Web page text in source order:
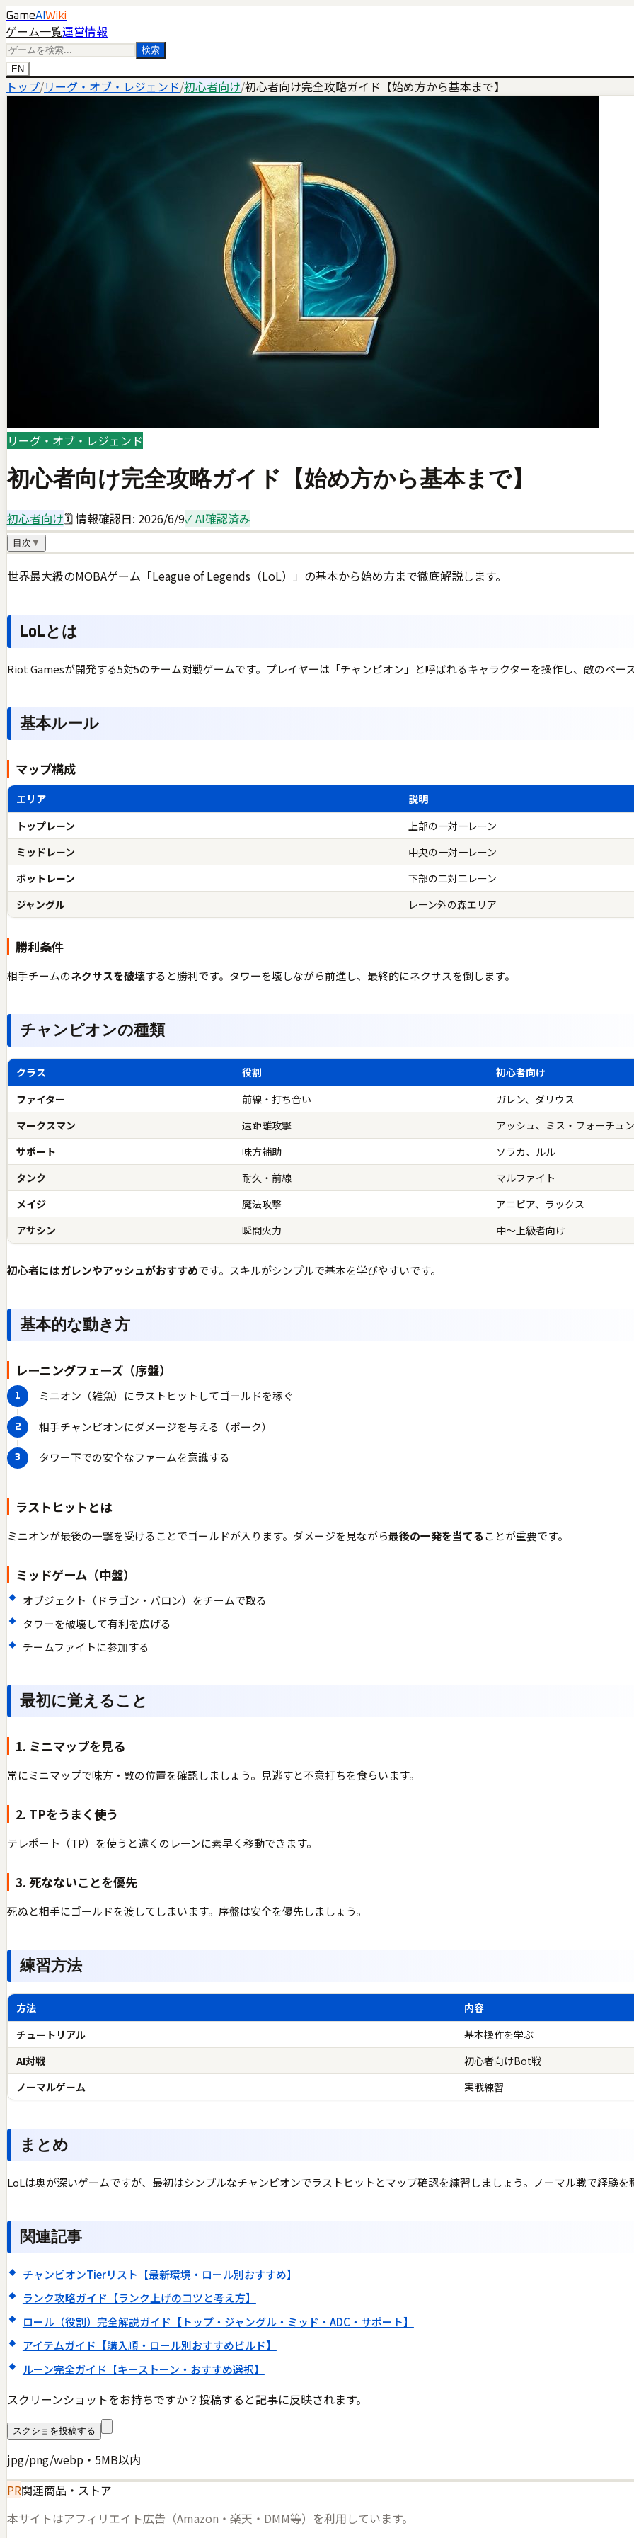
GameAI Wiki
ゲーム一覧運営情報
検索
EN
トップ/リーグ・オブ・レジェンド/初心者向け/初心者向け完全攻略ガイド【始め方から基本まで】
リーグ・オブ・レジェンド
初心者向け完全攻略ガイド【始め方から基本まで】
初心者向け🗓 情報確認日: 2026/6/9✓ AI確認済み
目次 ▼
世界最大級のMOBAゲーム「League of Legends（LoL）」の基本から始め方まで徹底解説します。
LoLとは
Riot Gamesが開発する5対5のチーム対戦ゲームです。プレイヤーは「チャンピオン」と呼ばれるキャラクターを操作し、敵のベー
基本ルール
マップ構成
エリア
説明
トップレーン
上部の一対一レーン
ミッドレーン
中央の一対一レーン
ボットレーン
下部の二対二レーン
ジャングル
レーン外の森エリア
勝利条件
相手チームのネクサスを破壊すると勝利です。タワーを壊しながら前進し、最終的にネクサスを倒します。
チャンピオンの種類
クラス 役割
初心者向け
ファイター
前線・打ち合い
ガレン、ダリウス
マークスマン
遠距離攻撃
アッシュ、ミス・フォーチュ
サポート
味方補助
ソラカ、ルル
タンク
耐久・前線
マルファイト
メイジ
魔法攻撃
アニビア、ラックス
アサシン
瞬間火力 中〜上級者向け
初心者にはガレンやアッシュがおすすめです。スキルがシンプルで基本を学びやすいです。
基本的な動き方
レーニングフェーズ（序盤）
ミニオン（雑魚）にラストヒットしてゴールドを稼ぐ
相手チャンピオンにダメージを与える（ポーク）
タワー下での安全なファームを意識する
ラストヒットとは
ミニオンが最後の一撃を受けることでゴールドが入ります。ダメージを見ながら最後の一発を当てることが重要です。
ミッドゲーム（中盤）
オブジェクト（ドラゴン・バロン）をチームで取る
タワーを破壊して有利を広げる
チームファイトに参加する
最初に覚えること
1. ミニマップを見る
常にミニマップで味方・敵の位置を確認しましょう。見逃すと不意打ちを食らいます。
2. TPをうまく使う
テレポート（TP）を使うと遠くのレーンに素早く移動できます。
3. 死なないことを優先
死ぬと相手にゴールドを渡してしまいます。序盤は安全を優先しましょう。
練習方法
方法
内容
チュートリアル
基本操作を学ぶ
AI対戦
初心者向けBot戦
ノーマルゲーム
実戦練習
まとめ
LoLは奥が深いゲームですが、最初はシンプルなチャンピオンでラストヒットとマップ確認を練習しましょう。ノーマル戦で経験
関連記事
チャンピオンTierリスト【最新環境・ロール別おすすめ】
ランク攻略ガイド【ランク上げのコツと考え方】
ロール（役割）完全解説ガイド【トップ・ジャングル・ミッド・ADC・サポート】
アイテムガイド【購入順・ロール別おすすめビルド】
ルーン完全ガイド【キーストーン・おすすめ選択】
スクリーンショットをお持ちですか？投稿すると記事に反映されます。
スクショを投稿する
jpg/png/webp・5MB以内
PR関連商品・ストア
本サイトはアフィリエイト広告（Amazon・楽天・DMM等）を利用しています。